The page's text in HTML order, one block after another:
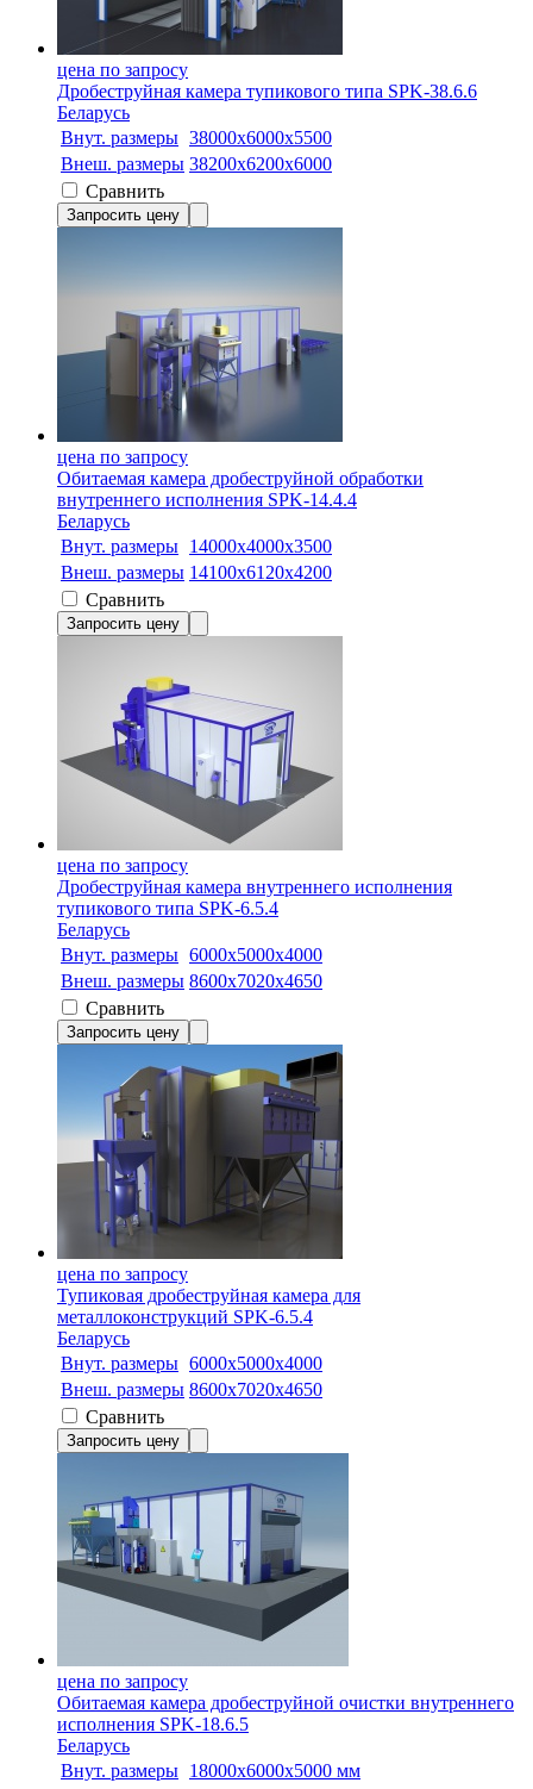
цена по запросу
Дробеструйная камера тупикового типа SPK-38.6.6
Беларусь
Внут. размеры 38000x6000x5500
Внеш. размеры 38200х6200х6000
Сравнить
Запросить цену
цена по запросу
Обитаемая камера дробеструйной обработки
внутреннего исполнения SPK-14.4.4
Беларусь
Внут. размеры 14000х4000х3500
Внеш. размеры 14100х6120х4200
Сравнить
Запросить цену
цена по запросу
Дробеструйная камера внутреннего исполнения
тупикового типа SPK-6.5.4
Беларусь
Внут. размеры 6000х5000х4000
Внеш. размеры 8600х7020х4650
Сравнить
Запросить цену
цена по запросу
Тупиковая дробеструйная камера для
металлоконструкций SPK-6.5.4
Беларусь
Внут. размеры 6000х5000х4000
Внеш. размеры 8600х7020х4650
Сравнить
Запросить цену
цена по запросу
Обитаемая камера дробеструйной очистки внутреннего
исполнения SPK-18.6.5
Беларусь
Внут. размеры 18000х6000х5000 мм